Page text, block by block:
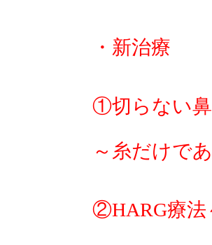
・新治療
①切らない鼻
～糸だけで
②HARG療法